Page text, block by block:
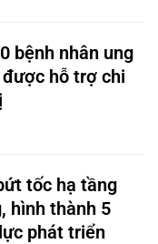
bệnh nhân ung
hỗ trợ chi
tốc hạ tầng
hình thành 5
phát triển